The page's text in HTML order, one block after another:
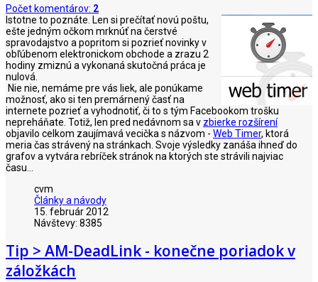
Počet komentárov: 2
Istotne to poznáte. Len si prečítať novú poštu,
ešte jedným očkom mrknúť na čerstvé
spravodajstvo a popritom si pozrieť novinky v
obľúbenom elektronickom obchode a zrazu 2
hodiny zmiznú a vykonaná skutočná práca je
nulová.
Nie nie, nemáme pre vás liek, ale ponúkame
možnosť, ako si ten premárnený časť na
internete pozrieť a vyhodnotiť, či to s tým Facebookom trošku
nepreháňate. Totiž, len pred nedávnom sa v zbierke rozšírení
objavilo celkom zaujímavá vecička s názvom - Web Timer, ktorá
meria čas strávený na stránkach. Svoje výsledky zanáša ihneď do
grafov a vytvára rebríček stránok na ktorých ste strávili najviac
času...
cvm
Články a návody
15. február 2012
Návštevy: 8385
Tip > AM-DeadLink - konečne poriadok v
záložkách